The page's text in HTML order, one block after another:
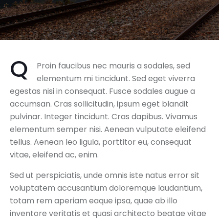
Q
Proin faucibus nec mauris a sodales, sed
elementum mi tincidunt. Sed eget viverra
egestas nisi in consequat. Fusce sodales augue a
accumsan. Cras sollicitudin, ipsum eget blandit
pulvinar. Integer tincidunt. Cras dapibus. Vivamus
elementum semper nisi. Aenean vulputate eleifend
tellus. Aenean leo ligula, porttitor eu, consequat
vitae, eleifend ac, enim.
Sed ut perspiciatis, unde omnis iste natus error sit
voluptatem accusantium doloremque laudantium,
totam rem aperiam eaque ipsa, quae ab illo
inventore veritatis et quasi architecto beatae vitae